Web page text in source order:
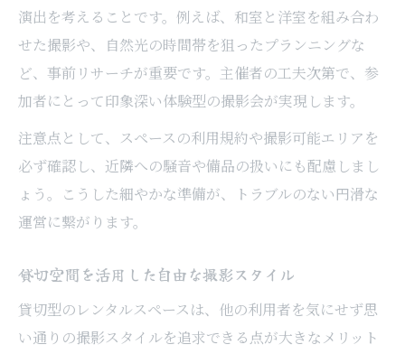
演出を考えることです。例えば、和室と洋室を組み合わ
せた撮影や、自然光の時間帯を狙ったプランニングな
ど、事前リサーチが重要です。主催者の工夫次第で、参
加者にとって印象深い体験型の撮影会が実現します。
注意点として、スペースの利用規約や撮影可能エリアを
必ず確認し、近隣への騒音や備品の扱いにも配慮しまし
ょう。こうした細やかな準備が、トラブルのない円滑な
運営に繋がります。
貸切空間を活用した自由な撮影スタイル
貸切型のレンタルスペースは、他の利用者を気にせず思
い通りの撮影スタイルを追求できる点が大きなメリット